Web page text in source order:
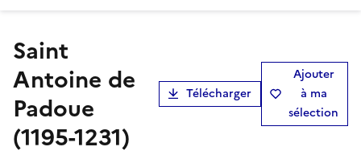
Saint
Antoine de
Padoue
(1195-1231)
Télécharger
Ajouter
à ma
sélection